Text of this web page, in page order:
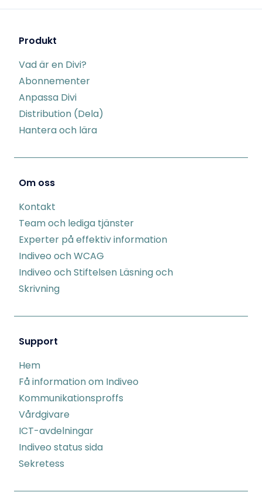
Produkt
Vad är en Divi?
Abonnementer
Anpassa Divi
Distribution (Dela)
Hantera och lära
Om oss
Kontakt
Team och lediga tjänster
Experter på effektiv information
Indiveo och WCAG
Indiveo och Stiftelsen Läsning och
Skrivning
Support
Hem
Få information om Indiveo
Kommunikationsproffs
Vårdgivare
ICT-avdelningar
Indiveo status sida
Sekretess